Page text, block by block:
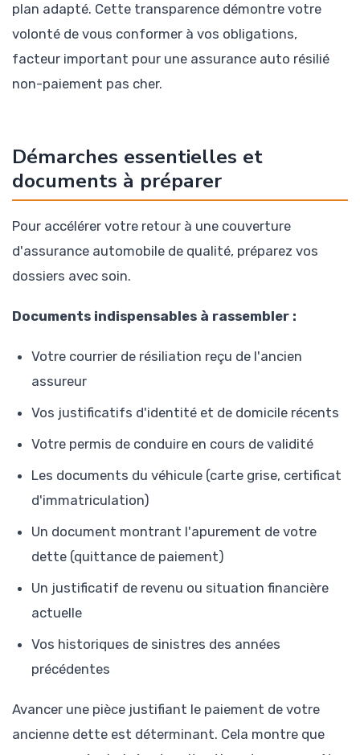
plan adapté. Cette transparence démontre votre
volonté de vous conformer à vos obligations,
facteur important pour une assurance auto résilié
non-paiement pas cher.
Démarches essentielles et
documents à préparer
Pour accélérer votre retour à une couverture
d'assurance automobile de qualité, préparez vos
dossiers avec soin.
Documents indispensables à rassembler :
Votre courrier de résiliation reçu de l'ancien
assureur
Vos justificatifs d'identité et de domicile récents
Votre permis de conduire en cours de validité
Les documents du véhicule (carte grise, certificat
d'immatriculation)
Un document montrant l'apurement de votre
dette (quittance de paiement)
Un justificatif de revenu ou situation financière
actuelle
Vos historiques de sinistres des années
précédentes
Avancer une pièce justifiant le paiement de votre
ancienne dette est déterminant. Cela montre que